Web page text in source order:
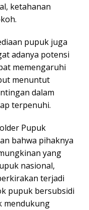
ketahanan
pupuk juga
adanya potensi
memengaruhi
menuntut
dalam
terpenuhi.
Pupuk
bahwa pihaknya
yang
nasional,
terjadi
pupuk bersubsidi
mendukung